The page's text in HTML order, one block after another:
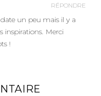
RÉPONDRE
un peu mais il y a
inspirations. Merci
!